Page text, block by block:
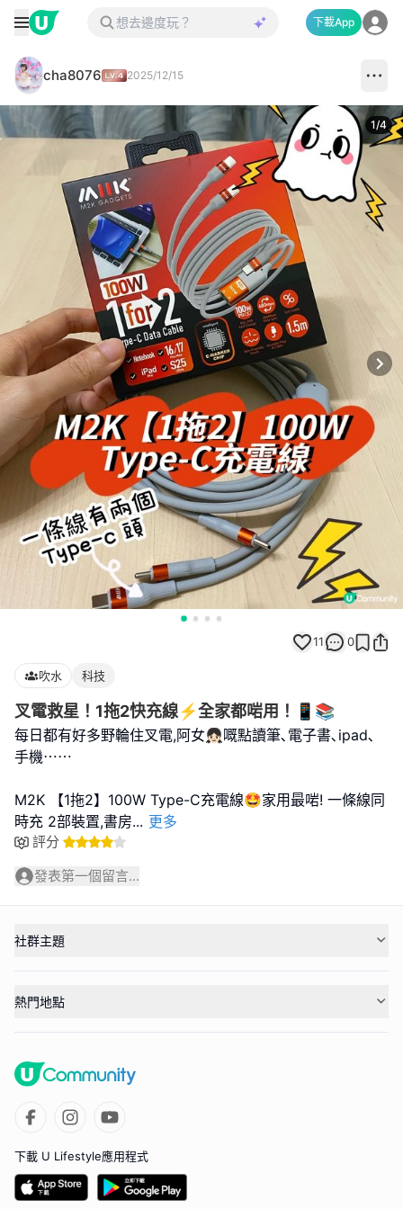
下載App
cha8076 2025/12/15
1/4
11 0
吹水 科技
叉電救星！1拖2快充線⚡️全家都啱用！📱📚
每日都有好多野輪住叉電,阿女👧🏻嘅點讀筆､電子書､ipad､
手機⋯⋯
M2K 【1拖2】100W Type-C充電線🤩家用最啱! 一條線同
時充 2部裝置,書房... 更多
評分
發表第一個留言...
社群主題
熱門地點
下載 U Lifestyle應用程式